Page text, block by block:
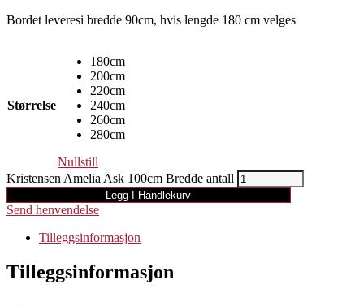
Bordet leveresi bredde 90cm, hvis lengde 180 cm velges
Størrelse
180cm
200cm
220cm
240cm
260cm
280cm
Nullstill
Kristensen Amelia Ask 100cm Bredde antall
Legg I Handlekurv
Send henvendelse
Tilleggsinformasjon
Tilleggsinformasjon